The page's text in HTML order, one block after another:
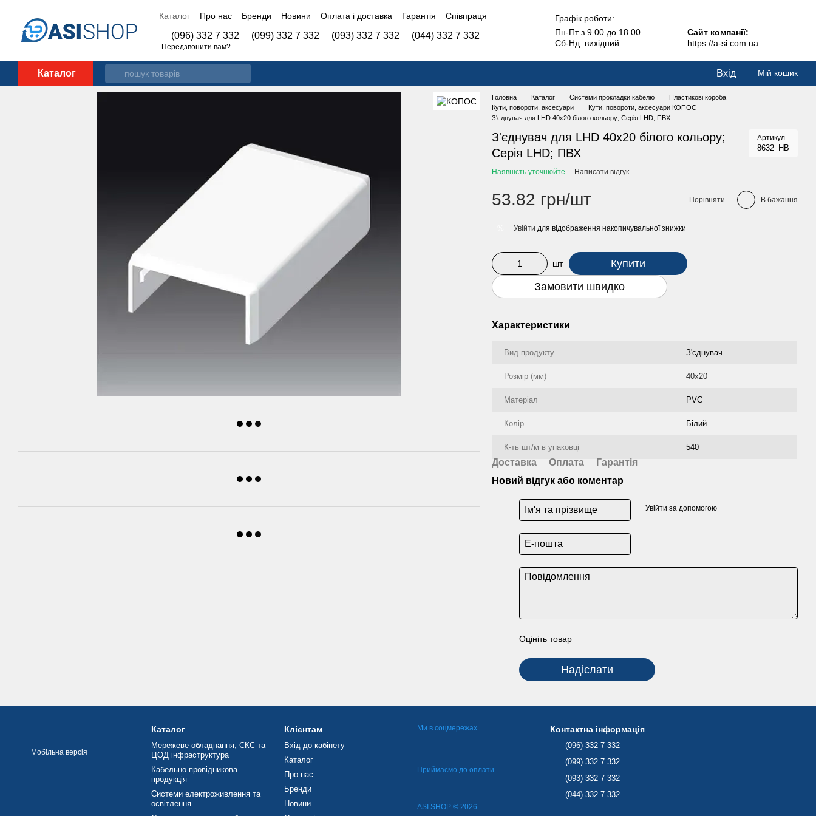
Каталог Про нас Бренди Новини Оплата і доставка Гарантія
Співпраця
(096) 332 7 332 (099) 332 7 332 (093) 332 7 332 (044) 332 7 332
Передзвонити вам?
Графік роботи:
Пн-Пт з 9.00 до 18.00
Сб-Нд: вихідний.
Сайт компанії:
https://a-si.com.ua
Каталог Вхід Мій кошик
Головна Каталог Системи прокладки кабелю
Пластикові короба
Кути, повороти, аксесуари
Кути, повороти, аксесуари КОПОС
З'єднувач для LHD 40x20 білого кольору; Серія LHD; ПВХ
З'єднувач для LHD 40x20 білого кольору;
Серія LHD; ПВХ
Артикул
8632_HB
Наявність уточнюйте Написати відгук
53.82 грн/шт Порівняти В бажання
Увійти для відображення накопичувальної знижки
шт
Купити
Замовити швидко
Характеристики
Вид продукту З'єднувач
Розмір (мм) 40x20
Матеріал PVC
Колір Білий
К-ть шт/м в упаковці 540
Доставка Оплата
Гарантія
Новий відгук або коментар
Увійти за допомогою
Оцініть товар
Надіслати
Мобільна версія
Каталог
Мережеве обладнання, СКС та
ЦОД інфраструктура
Кабельно-провідникова
продукція
Системи електроживлення та
освітлення
Клієнтам
Вхід до кабінету
Каталог
Про нас
Бренди
Новини
Ми в соцмережах
Приймаємо до оплати
ASI SHOP © 2026
Контактна інформація
(096) 332 7 332
(099) 332 7 332
(093) 332 7 332
(044) 332 7 332